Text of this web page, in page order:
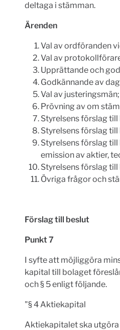
deltaga i stämman.
Ärenden
Val av ordföranden
Val av
Upprättande och
Godkännande av
Val av justeringsmän;
Prövning av om
Styrelsens förslag
Styrelsens förslag
Styrelsens förslag
emission av aktier,
Styrelsens förslag
Övriga frågor och
Förslag till beslut
Punkt 7
I syfte att möjliggöra
kapital till bolaget
och § 5 enligt följande.
"§ 4 Aktiekapital
Aktiekapitalet ska